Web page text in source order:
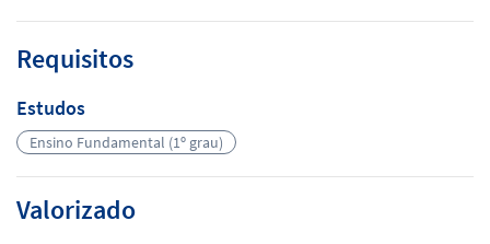
Requisitos
Estudos
Ensino Fundamental (1º grau)
Valorizado